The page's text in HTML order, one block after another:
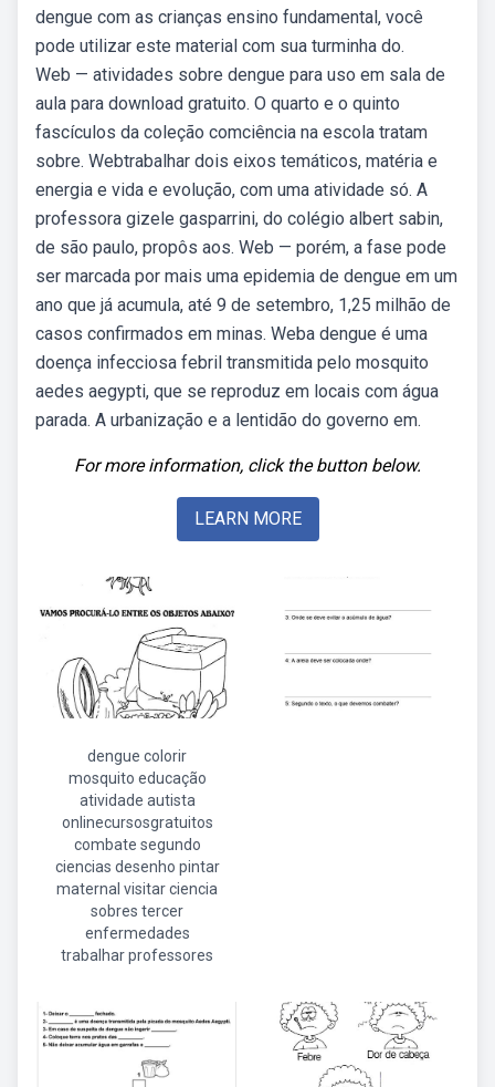
dengue com as crianças ensino fundamental, você
pode utilizar este material com sua turminha do.
Web — atividades sobre dengue para uso em sala de
aula para download gratuito. O quarto e o quinto
fascículos da coleção comciência na escola tratam
sobre. Webtrabalhar dois eixos temáticos, matéria e
energia e vida e evolução, com uma atividade só. A
professora gizele gasparrini, do colégio albert sabin,
de são paulo, propôs aos. Web — porém, a fase pode
ser marcada por mais uma epidemia de dengue em um
ano que já acumula, até 9 de setembro, 1,25 milhão de
casos confirmados em minas. Weba dengue é uma
doença infecciosa febril transmitida pelo mosquito
aedes aegypti, que se reproduz em locais com água
parada. A urbanização e a lentidão do governo em.
For more information, click the button below.
LEARN MORE
dengue colorir
mosquito educação
atividade autista
onlinecursosgratuitos
combate segundo
ciencias desenho pintar
maternal visitar ciencia
sobres tercer
enfermedades
trabalhar professores